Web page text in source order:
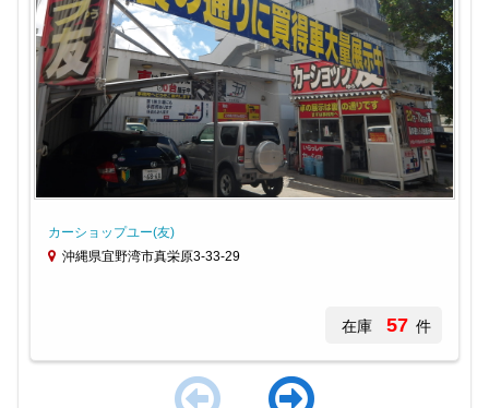
カーショップユー(友)
沖縄県宜野湾市真栄原3-33-29
在庫 57 件